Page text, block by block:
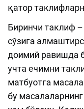
қатор
Биринчи таклиф –
сўзига
доимий равишда
учта ечимни
матбуотга
бу